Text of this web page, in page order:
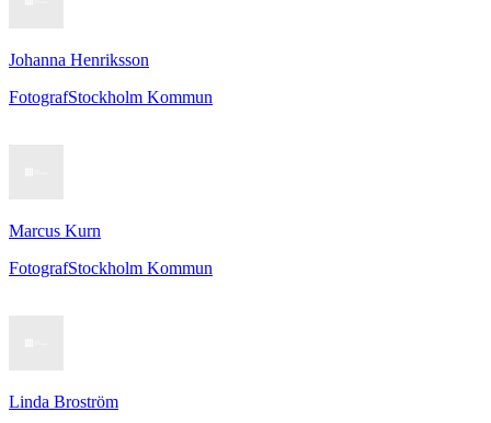
Johanna Henriksson
FotografStockholm Kommun
Marcus Kurn
FotografStockholm Kommun
Linda Broström